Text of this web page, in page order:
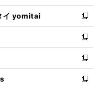
ウ
で
開
く
ン
ド
ウ
で
開
く
ウ
ィ
ン
ド
ウ
で
開
く
し
い
ウ
ィ
ン
ド
ウ
で
イ yomitai
新
し
い
ウ
ィ
ン
ド
新
し
い
ウ
ィ
新
し
い
新